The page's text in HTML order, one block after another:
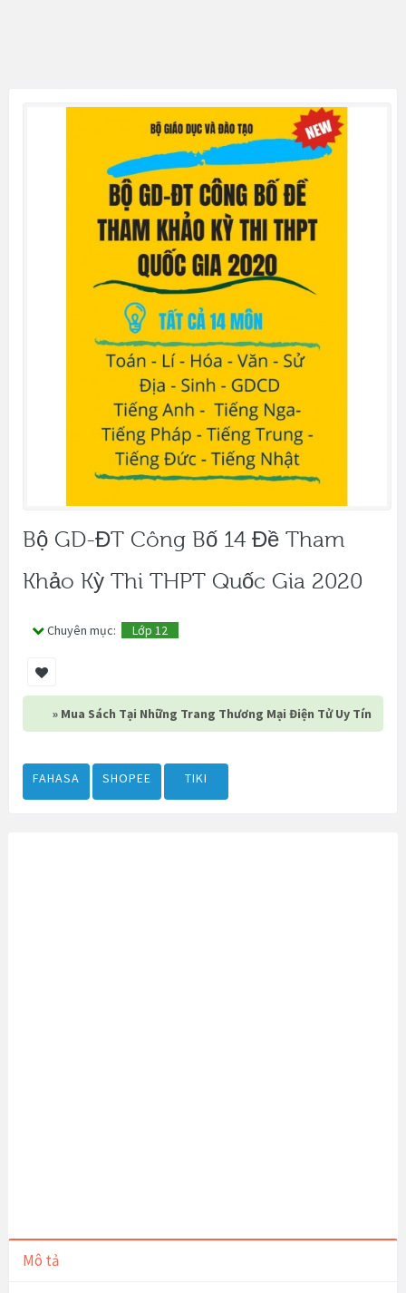
Bộ GD-ĐT Công Bố 14 Đề Tham
Khảo Kỳ Thi THPT Quốc Gia 2020
Chuyên mục: Lớp 12
» Mua Sách Tại Những Trang Thương Mại Điện Tử Uy Tín
FAHASA SHOPEE TIKI
Mô tả